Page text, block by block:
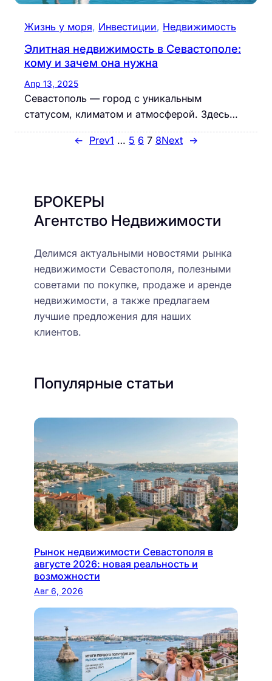
Жизнь у моря, Инвестиции, Недвижимость
Элитная недвижимость в Севастополе:
кому и зачем она нужна
Апр 13, 2025
Севастополь — город с уникальным
статусом, климатом и атмосферой. Здесь…
← Prev1 … 5 6 7 8Next →
БРОКЕРЫ
Агентство Недвижимости
Делимся актуальными новостями рынка
недвижимости Севастополя, полезными
советами по покупке, продаже и аренде
недвижимости, а также предлагаем
лучшие предложения для наших
клиентов.
Популярные статьи
Рынок недвижимости Севастополя в
августе 2026: новая реальность и
возможности
Авг 6, 2026